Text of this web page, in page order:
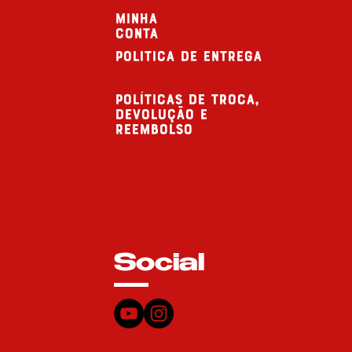
minha
conta
politica de entrega
Políticas de troca,
devolução e
reembolso
Social